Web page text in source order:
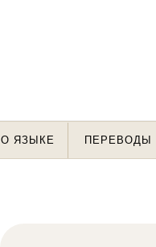
О ЯЗЫКЕ ПЕРЕВОДЫ